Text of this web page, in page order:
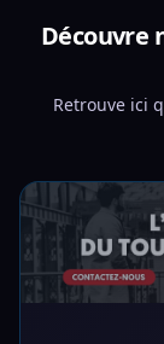
Découvre
Retrouve ici